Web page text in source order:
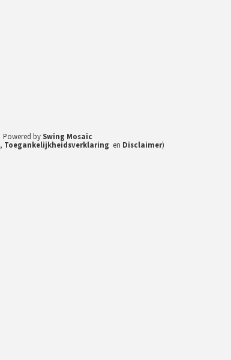
Powered by Swing Mosaic
, Toegankelijkheidsverklaring en Disclaimer)